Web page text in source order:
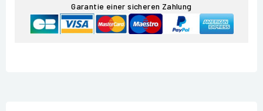
Garantie einer sicheren Zahlung